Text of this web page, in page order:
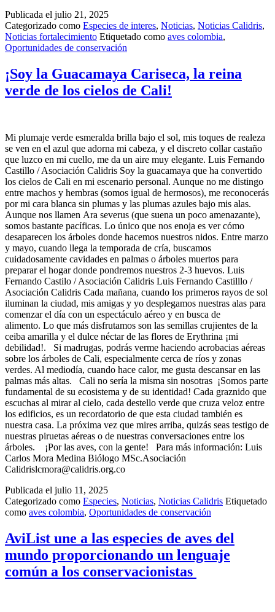
Publicada el julio 21, 2025
Categorizado como Especies de interes, Noticias, Noticias Calidris,
Noticias fortalecimiento Etiquetado como aves colombia,
Oportunidades de conservación
¡Soy la Guacamaya Cariseca, la reina
verde de los cielos de Cali!
Mi plumaje verde esmeralda brilla bajo el sol, mis toques de realeza
se ven en el azul que adorna mi cabeza, y el discreto collar castaño
que luzco en mi cuello, me da un aire muy elegante. Luis Fernando
Castillo / Asociación Calidris Soy la guacamaya que ha convertido
los cielos de Cali en mi escenario personal. Aunque no me distingo
entre machos y hembras (somos igual de hermosos), me reconocerás
por mi cara blanca sin plumas y las plumas azules bajo mis alas.
Aunque nos llamen Ara severus (que suena un poco amenazante),
somos bastante pacíficas. Lo único que nos enoja es ver cómo
desaparecen los árboles donde hacemos nuestros nidos. Entre marzo
y mayo, cuando llega la temporada de cría, buscamos
cuidadosamente cavidades en palmas o árboles muertos para
preparar el hogar donde pondremos nuestros 2-3 huevos. Luis
Fernando Castilo / Asociación Calidris Luis Fernando Castilllo /
Asociación Calidris Cada mañana, cuando los primeros rayos de sol
iluminan la ciudad, mis amigas y yo desplegamos nuestras alas para
comenzar el día con un espectáculo aéreo y en busca de
alimento. Lo que más disfrutamos son las semillas crujientes de la
ceiba amarilla y el dulce néctar de las flores de Erythrina ¡mi
debilidad!. Si madrugas, podrás verme haciendo acrobacias aéreas
sobre los árboles de Cali, especialmente cerca de ríos y zonas
verdes. Al mediodía, cuando hace calor, me gusta descansar en las
palmas más altas. Cali no sería la misma sin nosotras ¡Somos parte
fundamental de su ecosistema y de su identidad! Cada graznido que
escuchas al mirar al cielo, cada destello verde que cruza veloz entre
los edificios, es un recordatorio de que esta ciudad también es
nuestra casa. La próxima vez que mires arriba, quizás seas testigo de
nuestras piruetas aéreas o de nuestras conversaciones entre los
árboles. ¡Por las aves, con la gente! Para más información: Luis
Carlos Mora Medina Biólogo MSc.Asociación
Calidrislcmora@calidris.org.co
Publicada el julio 11, 2025
Categorizado como Especies, Noticias, Noticias Calidris Etiquetado
como aves colombia, Oportunidades de conservación
AviList une a las especies de aves del
mundo proporcionando un lenguaje
común a los conservacionistas